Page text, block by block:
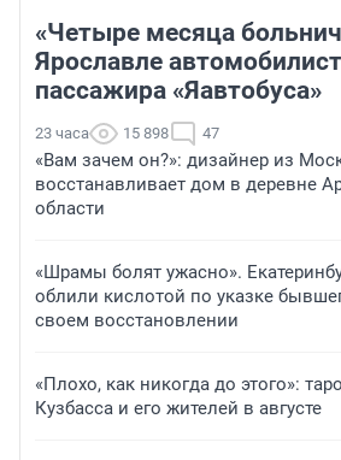
«Четыре месяца
Ярославле
пассажира «Яавтобуса»
23 часа 15 898 47
«Вам зачем он?»: дизайнер из
восстанавливает дом в деревне
области
«Шрамы болят ужасно».
облили кислотой по указке
своем восстановлении
«Плохо, как никогда до этого»:
Кузбасса и его жителей в августе